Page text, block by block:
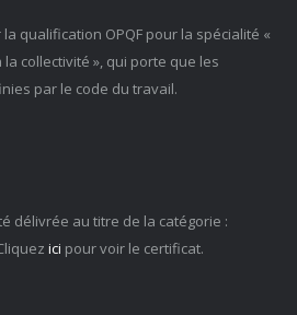
la qualification OPQF pour la spécialité «
collectivité », qui porte que les
par le code du travail.
délivrée au titre de la catégorie :
ici pour voir le certificat.